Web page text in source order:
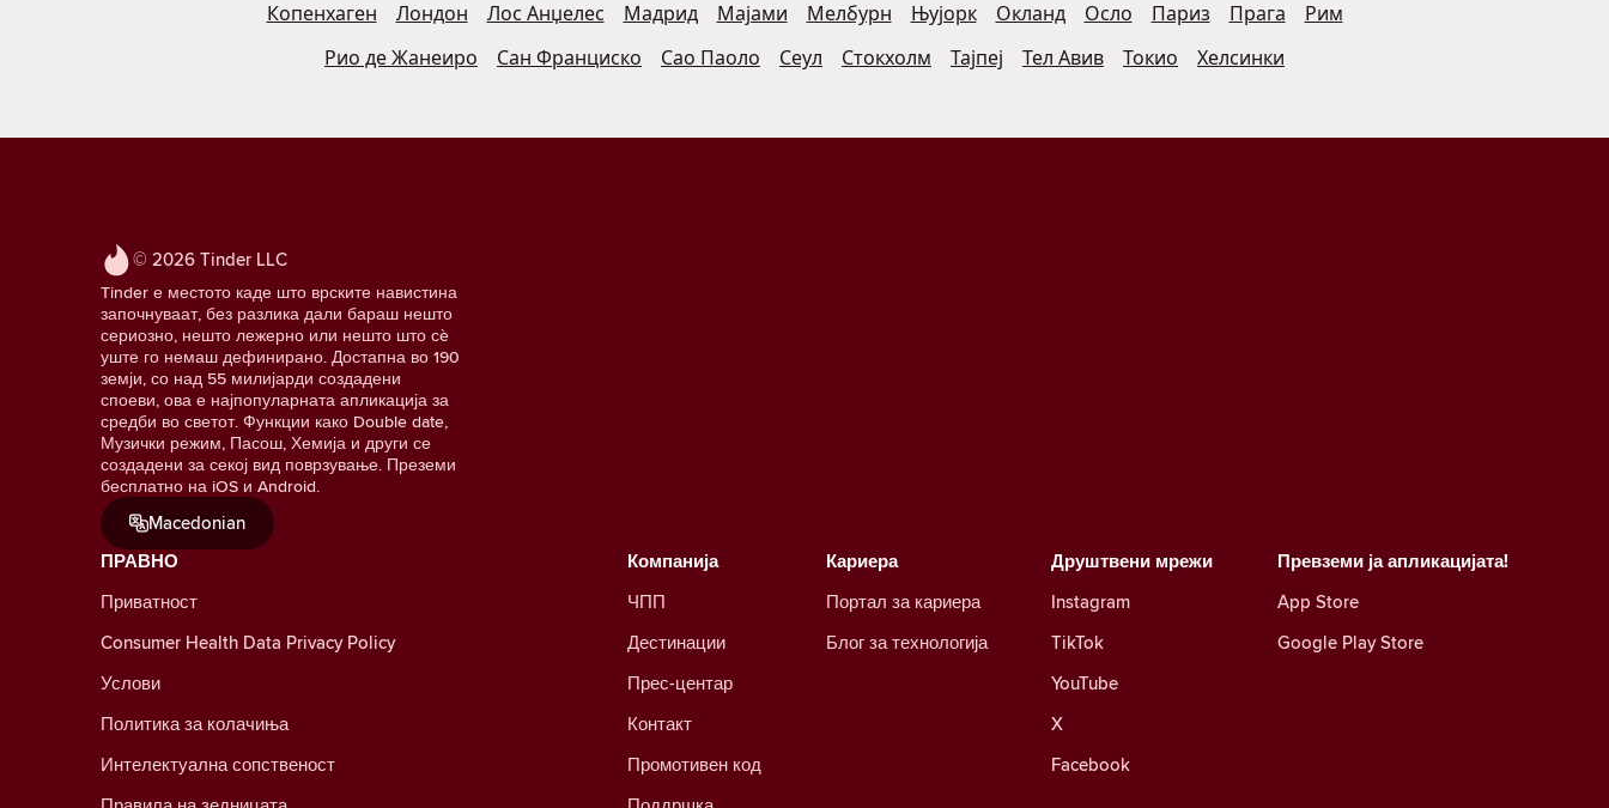
Копенхаген
Лондон Лос Анџелес Мадрид Мајами Мелбурн Њујорк Окланд Осло Париз Прага
Рим
Рио де Жанеиро
Сан Франциско Сао Паоло Сеул Стокхолм Тајпеј Тел Авив Токио Хелсинки
© 2026 Tinder LLC
Tinder е местото каде што врските навистина
започнуваат, без разлика дали бараш нешто
сериозно, нешто лежерно или нешто што сè
уште го немаш дефинирано. Достапна во 190
земји, со над 55 милијарди создадени
споеви, ова е најпопуларната апликација за
средби во светот. Функции како Double date,
Музички режим, Пасош, Хемија и други се
создадени за секој вид поврзување. Преземи
бесплатно на iOS и Android.
Macedonian
Друштвени мрежи
Instagram
TikTok
YouTube
X
Facebook
ПРАВНО
Приватност
Consumer Health Data Privacy Policy
Услови
Политика за колачиња
Интелектуална сопственост
Кариера
Портал за кариера
Блог за технологија
Компанија
ЧПП
Дестинации
Прес-центар
Контакт
Промотивен код
Превземи ја апликацијата!
App Store
Google Play Store